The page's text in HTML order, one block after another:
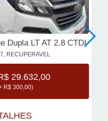
Dupla LT AT 2.8 CTDI
RECUPERAVEL
29.632,00
R$ 300,00)